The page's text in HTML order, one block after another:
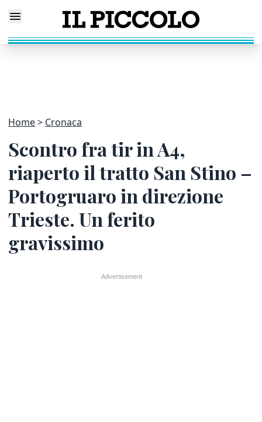
Home Cronaca
Scontro fra tir in A4,
riaperto il tratto San Stino –
Portogruaro in direzione
Trieste. Un ferito
gravissimo